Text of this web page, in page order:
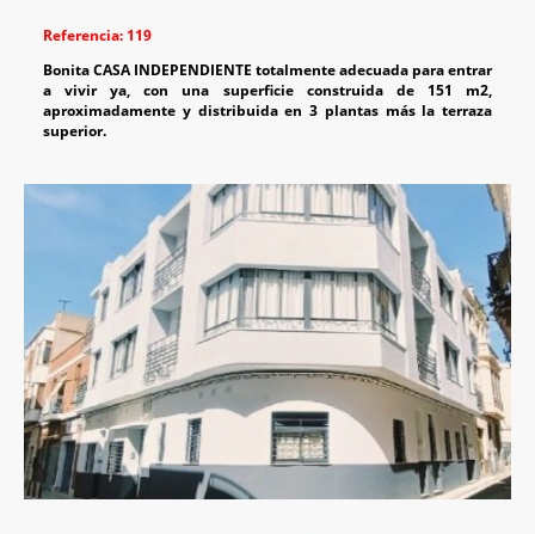
Referencia: 119
Bonita CASA INDEPENDIENTE totalmente adecuada para entrar
a vivir ya, con una superficie construida de 151 m2,
aproximadamente y distribuida en 3 plantas más la terraza
superior.